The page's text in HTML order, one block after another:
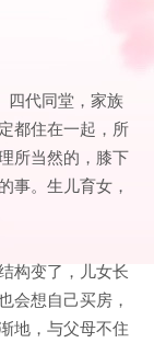
四代同堂，家族
都住在一起，所
所当然的，膝下
事。生儿育女，
构变了，儿女长
会想自己买房，
地，与父母不住